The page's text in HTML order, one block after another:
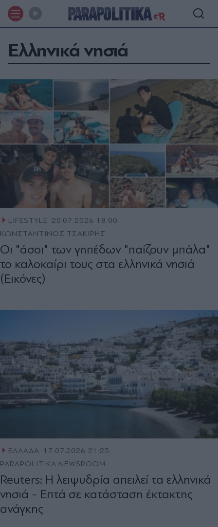
Ελληνικά νησιά
LIFESTYLE 20.07.2026 18:00
ΚΩΝΣΤΑΝΤΙΝΟΣ ΤΣΑΚΙΡΗΣ
Οι "άσοι" των γηπέδων "παίζουν μπάλα"
το καλοκαίρι τους στα ελληνικά νησιά
(Εικόνες)
ΕΛΛΑΔΑ 17.07.2026 21:25
PARAPOLITIKA NEWSROOM
Reuters: Η λειψυδρία απειλεί τα ελληνικά
νησιά - Επτά σε κατάσταση έκτακτης
ανάγκης